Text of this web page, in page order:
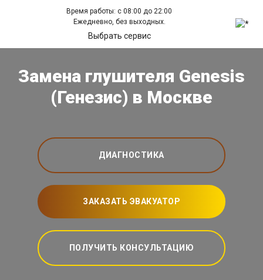
Время работы: с 08:00 до 22:00
Ежедневно, без выходных.
Выбрать сервис
Замена глушителя Genesis
(Генезис) в Москве
ДИАГНОСТИКА
ЗАКАЗАТЬ ЭВАКУАТОР
ПОЛУЧИТЬ КОНСУЛЬТАЦИЮ